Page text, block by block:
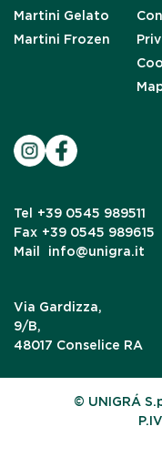
Martini Gelato
Martini Frozen
Tel
+39 0545 989511
Fax +39 0545 989615
Mail
info@unigra.it
Via Gardizza,
9/B,
48017 Conselice RA
© UNIGRÁ